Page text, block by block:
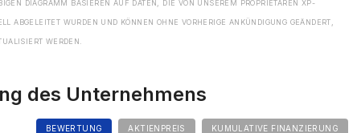
DIAGRAMM BASIEREN AUF DATEN, DIE VON UNSEREM PROPRIETÄREN XP-
ABGELEITET WURDEN UND KÖNNEN OHNE VORHERIGE ANKÜNDIGUNG GEÄNDERT,
WERDEN.
des Unternehmens
BEWERTUNG AKTIENPREIS KUMULATIVE FINANZIERUNG